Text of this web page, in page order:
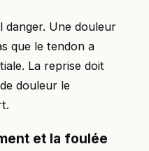
danger. Une douleur
que le tendon a
La reprise doit
douleur le
et la foulée